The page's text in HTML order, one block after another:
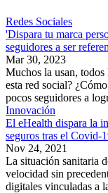
Redes Sociales
'Dispara tu marca
seguidores a ser
Mar 30, 2023
Muchos la usan, todos
esta red social?
pocos seguidores a
Innovación
El eHealth dispara la
seguros tras el Covid-
Nov 24, 2021
La situación sanitaria
velocidad sin
digitales vinculadas a